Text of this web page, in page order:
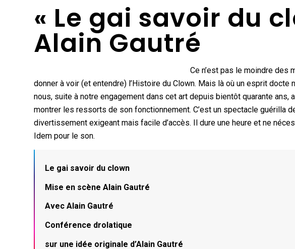
« Le gai savoir du
Alain Gautré
Ce n’est pas le moindre des
donner à voir (et entendre) l’Histoire du Clown. Mais là où un esprit
nous, suite à notre engagement dans cet art depuis bientôt quarante
montrer les ressorts de son fonctionnement. C’est un spectacle guérilla
divertissement exigeant mais facile d’accès. Il dure une heure et ne
Idem pour le son.
Le gai savoir du clown
Mise en scène Alain Gautré
Avec Alain Gautré
Conférence drolatique
sur une idée originale d’Alain Gautré